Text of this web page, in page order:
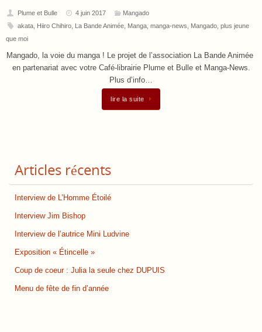
Plume et Bulle 4 juin 2017
Mangado
akata, Hiiro Chihiro, La Bande Animée, Manga, manga-news Mangado, plus jeune
que moi
Mangado, la voie du manga ! Le projet de l’association La Bande Animée
en partenariat avec votre Café-librairie Plume et Bulle et Manga-News.
Plus d’info…
lire la suite
Articles récents
Interview de L’Homme Étoilé
Interview Jim Bishop
Interview de l’autrice Mini Ludvine
Exposition « Étincelle »
Coup de coeur : Julia la seule chez DUPUIS
Menu de fête de fin d’année